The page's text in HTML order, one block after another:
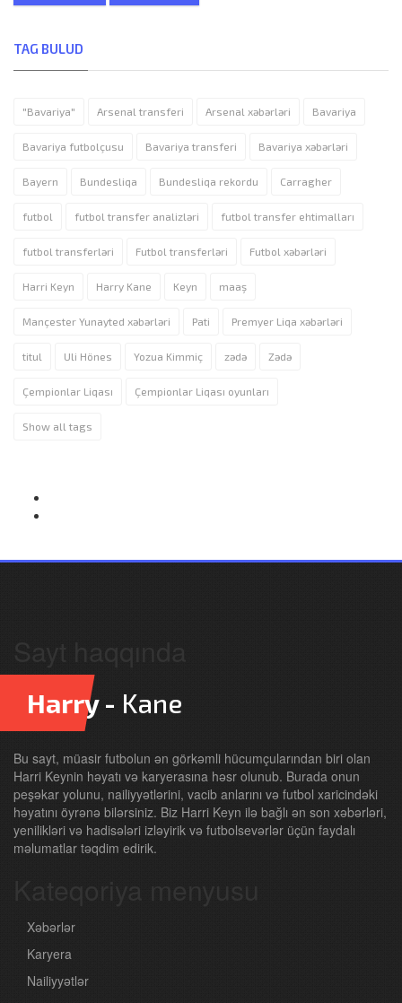
TAG BULUD
"Bavariya" Arsenal transferi Arsenal xəbərləri Bavariya
Bavariya futbolçusu Bavariya transferi Bavariya xəbərləri
Bayern Bundesliqa Bundesliqa rekordu Carragher
futbol futbol transfer analizləri futbol transfer ehtimalları
futbol transferləri Futbol transferləri Futbol xəbərləri
Harri Keyn Harry Kane Keyn maaş
Mançester Yunayted xəbərləri Pati Premyer Liqa xəbərləri
titul Uli Hönes Yozua Kimmiç zədə Zədə
Çempionlar Liqası Çempionlar Liqası oyunları
Show all tags
Sayt haqqında
Harry - Kane
Bu sayt, müasir futbolun ən görkəmli hücumçularından biri olan
Harri Keynin həyatı və karyerasına həsr olunub. Burada onun
peşəkar yolunu, nailiyyətlərini, vacib anlarını və futbol xaricindəki
həyatını öyrənə bilərsiniz. Biz Harri Keyn ilə bağlı ən son xəbərləri,
yenilikləri və hadisələri izləyirik və futbolsevərlər üçün faydalı
məlumatlar təqdim edirik.
Kateqoriya menyusu
Xəbərlər
Karyera
Nailiyyətlər